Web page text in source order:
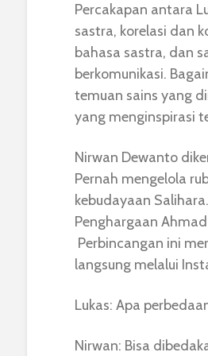
Percakapan antara
sastra, korelasi dan
bahasa sastra, dan
berkomunikasi.
temuan sains yang
yang menginspirasi
Nirwan Dewanto
Pernah mengelola
kebudayaan
Penghargaan
Perbincangan ini
langsung melalui
Lukas: Apa
Nirwan: Bisa